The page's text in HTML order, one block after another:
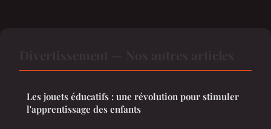
Les jouets éducatifs : une révolution pour stimuler
l'apprentissage des enfants